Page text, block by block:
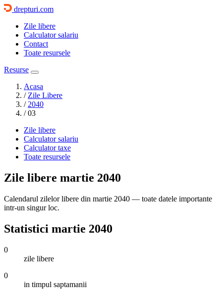
drepturi.com
Zile libere
Calculator salariu
Contact
Toate resursele
Resurse
Acasa
/ Zile Libere
/ 2040
/ 03
Zile libere
Calculator salariu
Calculator taxe
Toate resursele
Zile libere martie 2040
Calendarul zilelor libere din martie 2040 — toate datele importante
intr-un singur loc.
Statistici martie 2040
0
zile libere
0
in timpul saptamanii